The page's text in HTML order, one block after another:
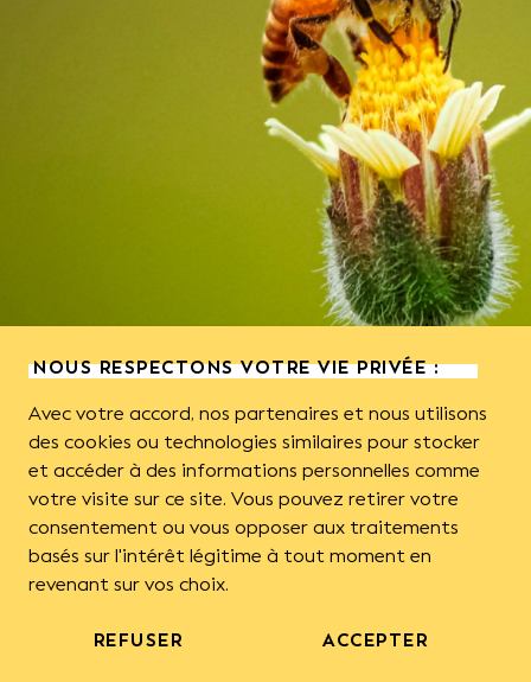
Nos projets sont à l'interface entre la
NOUS RESPECTONS VOTRE VIE PRIVÉE :
Avec votre accord, nos partenaires et nous utilisons
des cookies ou technologies similaires pour stocker
et accéder à des informations personnelles comme
votre visite sur ce site. Vous pouvez retirer votre
consentement ou vous opposer aux traitements
basés sur l'intérêt légitime à tout moment en
revenant sur vos choix.
REFUSER ACCEPTER